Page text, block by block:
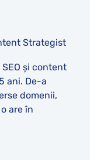
Strategist
și content
ani. De-a
domenii,
are în